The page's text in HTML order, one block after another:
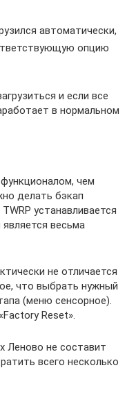
автоматически,
опцию
и если все
в нормальном
чем
делать бэкап
устанавливается
весьма
не отличается
что выбрать нужный
(меню сенсорное).
Reset».
Леново не составит
всего несколько